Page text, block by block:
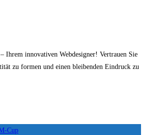
Ihrem innovativen Webdesigner! Vertrauen Sie
zu formen und einen bleibenden Eindruck zu
Cup